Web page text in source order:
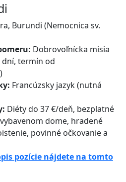
Burundi (Nemocnica sv.
Dobrovoľnícka misia
dní, termín od
Francúzsky jazyk (nutná
Diéty do 37 €/deň, bezplatné
dome, hradené
, povinné očkovanie a
pozície nájdete na tomto